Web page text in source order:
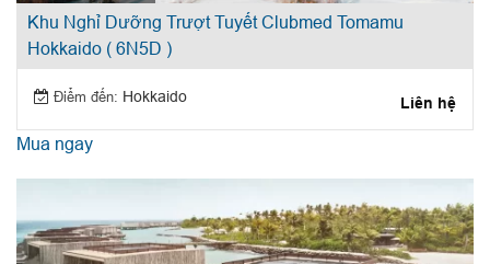
Khu Nghỉ Dưỡng Trượt Tuyết Clubmed Tomamu
Hokkaido ( 6N5D )
Điểm đến: Hokkaido Liên hệ
Mua ngay